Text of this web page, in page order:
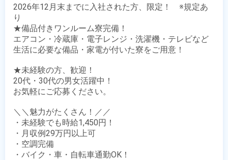
2026年12月末までに入社された方、限定！　※規定あ
り
★備品付きワンルーム寮完備！
エアコン・冷蔵庫・電子レンジ・洗濯機・テレビなど
生活に必要な備品・家電が付いた寮をご用意！
★未経験の方、歓迎！
20代・30代の男女活躍中！
お気軽にご応募ください。
＼＼魅力がたくさん！／／
・未経験でも時給1,450円！
・月収例29万円以上可
・空調完備
・バイク・車・自転車通勤OK！